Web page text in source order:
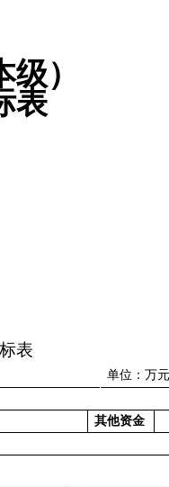
）
表
表
单位：万元
其他资金